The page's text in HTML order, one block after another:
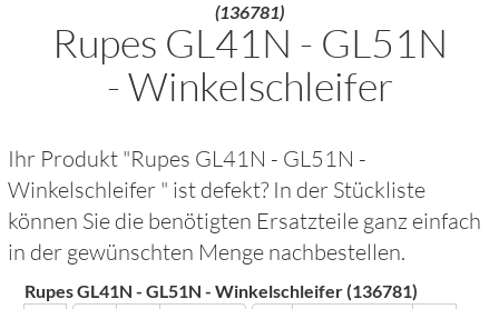
(136781)
Rupes GL41N - GL51N
- Winkelschleifer
Ihr Produkt "Rupes GL41N - GL51N -
Winkelschleifer " ist defekt? In der Stückliste
können Sie die benötigten Ersatzteile ganz einfach
in der gewünschten Menge nachbestellen.
Rupes GL41N - GL51N - Winkelschleifer (136781)